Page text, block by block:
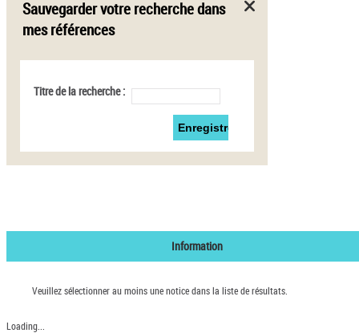
Sauvegarder votre recherche dans
mes références
Titre de la recherche :
Information
Veuillez sélectionner au moins une notice dans la liste de résultats.
Loading...